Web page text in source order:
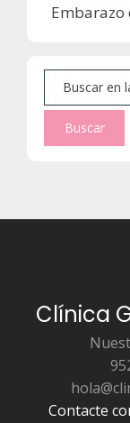
Embarazo
Clínica
Contacte